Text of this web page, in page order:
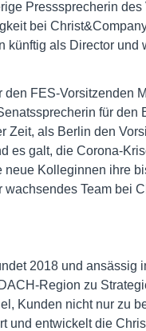
Presssprecherin
bei
künftig als Director und
den FES-Vorsitzenden
für den
Zeit, als Berlin den
es galt, die Corona-
neue Kolleginnen ihre
Team bei
2018 und ansässig
Region zu
Kunden nicht nur zu
und entwickelt die